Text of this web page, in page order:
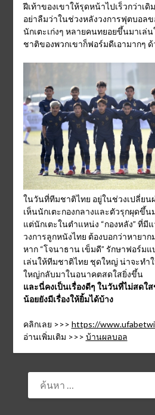
ฝีเท้าของเขาให้รุดหน้าไปเร็วกว่าเดิม
อย่าลืมว่าในช่วงหลังวงการฟุตบอล
นักเตะเก่งๆ หลายคนทยอยขึ้นมาเล่
ชาติของพวกเขาก็ฟอร์มดีเอามากๆ ด้
ในวันที่ทีมชาติไทย อยู่ในช่วงเปลี่ยน
เห็นนักเตะกองกลางและตัวรุกผุดขึ้
แต่นักเตะในตำแหน่ง “กองหลัง” ที่มี
วงการลูกหนังไทย ต้องบอกว่าหายาก
หาก “โจนาธาน เข็มดี” รักษาฟอร์มแ
เล่นให้ทีมชาติไทย ชุดใหญ่ น่าจะทำ
ใหญ่กลับมาในอนาคตสดใสยิ่งขึ้น
และนี่คงเป็นเรื่องดีๆ ในวันที่ไม่สดใ
น้อยยังมีเรื่องให้ยิ้มได้บ้าง
คลิกเลย >>> https://
อ่านเพิ่มเติม >>> บ้านผลบอล
ค้นหา
สำหรับ: